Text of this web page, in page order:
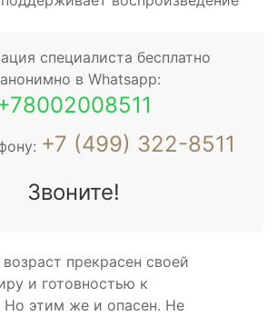
специалиста бесплатно
в Whatsapp:
+7 (499) 322-8511
Звоните!
прекрасен своей
и готовностью к
Но этим же и опасен. Не